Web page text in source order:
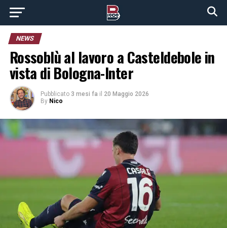
NEWS
Rossoblù al lavoro a Casteldebole in
vista di Bologna-Inter
Pubblicato 3 mesi fa il 20 Maggio 2026
By Nico